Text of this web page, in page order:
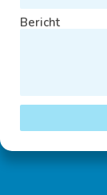
Bericht